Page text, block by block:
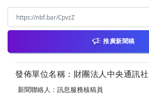
推廣新聞稿
發佈單位名稱：財團法人中央通訊社
新聞聯絡人：訊息服務核稿員